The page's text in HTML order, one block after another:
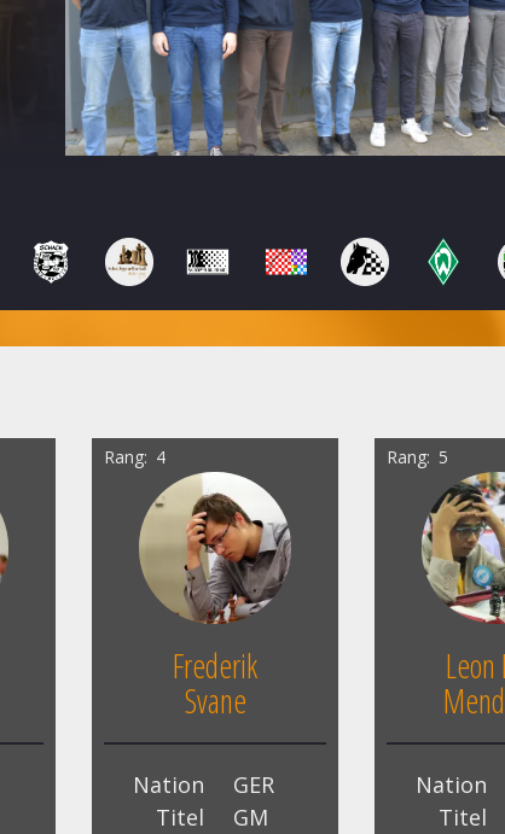
Rang 4
Frederik
Svane
Nation
GER
Titel
GM
Rang 5
Leon
Nation
Titel